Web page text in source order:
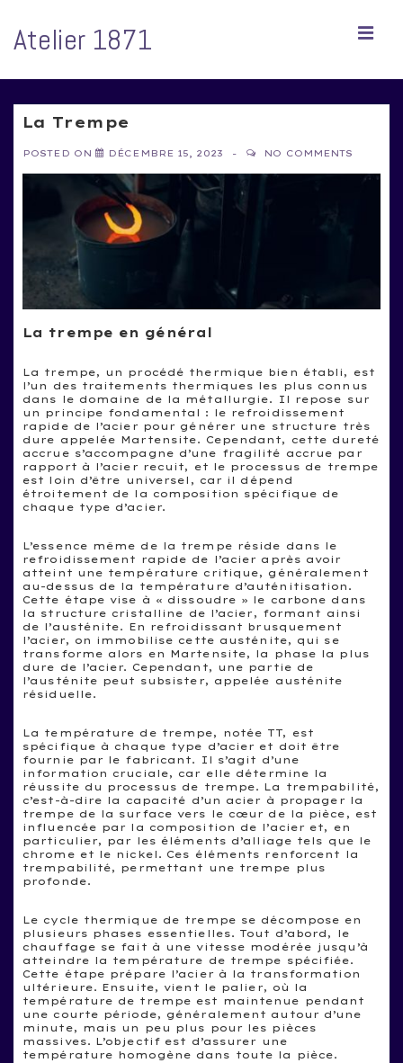
contenu
Atelier 1871
Navigation
La Trempe
POSTED ON DÉCEMBRE 15, 2023 NO COMMENTS
La trempe en général
La trempe, un procédé thermique bien établi, est
l’un des traitements thermiques les plus connus
dans le domaine de la métallurgie. Il repose sur
un principe fondamental : le refroidissement
rapide de l’acier pour générer une structure très
dure appelée Martensite. Cependant, cette dureté
accrue s’accompagne d’une fragilité accrue par
rapport à l’acier recuit, et le processus de trempe
est loin d’être universel, car il dépend
étroitement de la composition spécifique de
chaque type d’acier.
L’essence même de la trempe réside dans le
refroidissement rapide de l’acier après avoir
atteint une température critique, généralement
au-dessus de la température d’auténitisation.
Cette étape vise à « dissoudre » le carbone dans
la structure cristalline de l’acier, formant ainsi
de l’austénite. En refroidissant brusquement
l’acier, on immobilise cette austénite, qui se
transforme alors en Martensite, la phase la plus
dure de l’acier. Cependant, une partie de
l’austénite peut subsister, appelée austénite
résiduelle.
La température de trempe, notée TT, est
spécifique à chaque type d’acier et doit être
fournie par le fabricant. Il s’agit d’une
information cruciale, car elle détermine la
réussite du processus de trempe. La trempabilité,
c’est-à-dire la capacité d’un acier à propager la
trempe de la surface vers le cœur de la pièce, est
influencée par la composition de l’acier et, en
particulier, par les éléments d’alliage tels que le
chrome et le nickel. Ces éléments renforcent la
trempabilité, permettant une trempe plus
profonde.
Le cycle thermique de trempe se décompose en
plusieurs phases essentielles. Tout d’abord, le
chauffage se fait à une vitesse modérée jusqu’à
atteindre la température de trempe spécifiée.
Cette étape prépare l’acier à la transformation
ultérieure. Ensuite, vient le palier, où la
température de trempe est maintenue pendant
une courte période, généralement autour d’une
minute, mais un peu plus pour les pièces
massives. L’objectif est d’assurer une
température homogène dans toute la pièce.